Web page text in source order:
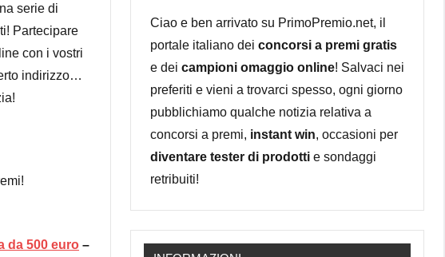
serie di
Partecipare
con i vostri
indirizzo…
da 500 euro –
Ciao e ben arrivato su PrimoPremio.net, il
portale italiano dei concorsi a premi gratis
e dei campioni omaggio online! Salvaci nei
preferiti e vieni a trovarci spesso, ogni giorno
pubblichiamo qualche notizia relativa a
concorsi a premi, instant win, occasioni per
diventare tester di prodotti e sondaggi
retribuiti!